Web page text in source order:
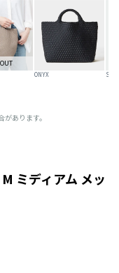
ONYX
あります。
ミディアム メッ